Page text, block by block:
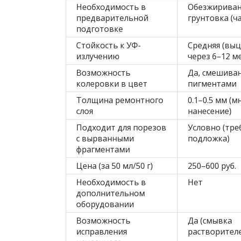
Необходимость в
предварительной
подготовке
грунтовка
Стойкость к УФ-
излучению
Средняя
через 6–12
Возможность
колеровки в цвет
Да,
пигментами
Толщина ремонтного
слоя
0.1–0.5 мм
нанесение)
Подходит для порезов
с вырванными
фрагментами
Условно
подложка)
Цена (за 50 мл/50 г) 250–600 руб.
Необходимость в
дополнительном
оборудовании
Нет
Возможность
исправления
Да (смывка